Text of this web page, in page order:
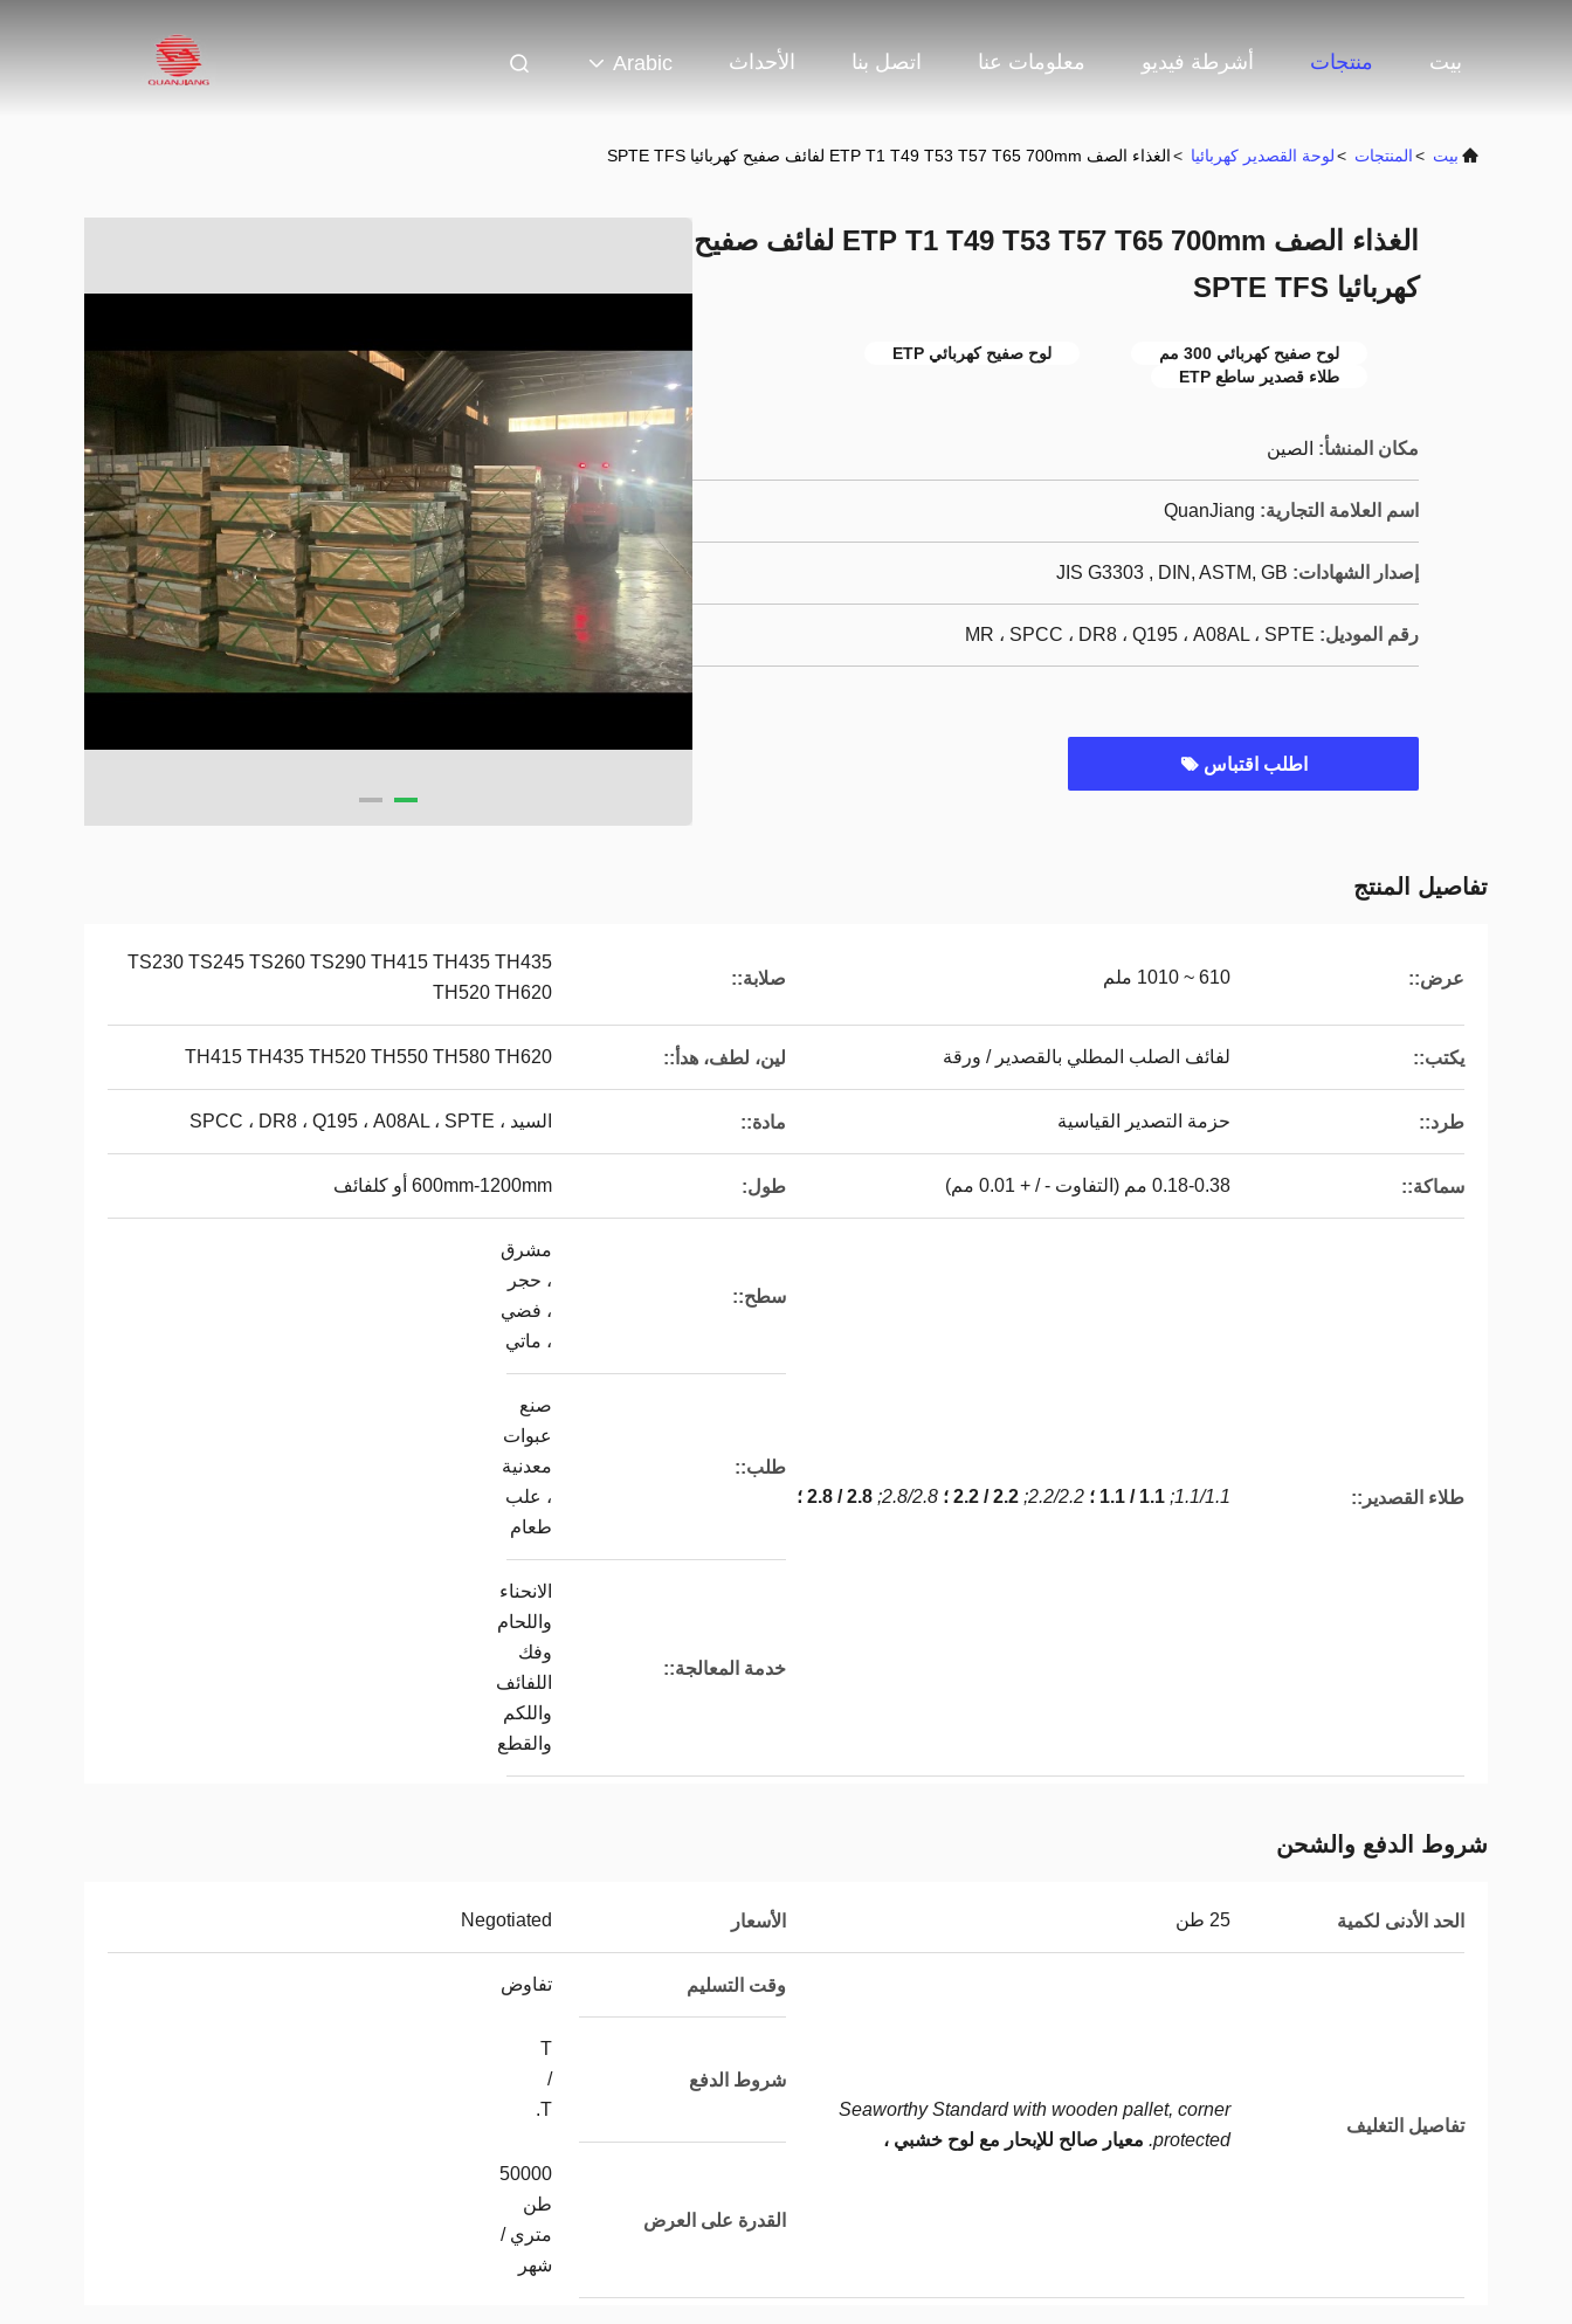
بيت منتجات أشرطة فيديو معلومات عنا اتصل بنا الأحداث Arabic
بيت >المنتجات >لوحة القصدير كهربائيا >الغذاء الصف ETP T1 T49 T53 T57 T65 700mm لفائف صفيح كهربائيا SPTE TFS
الغذاء الصف ETP T1 T49 T53 T57 T65 700mm لفائف صفيح
كهربائيا SPTE TFS
لوح صفيح كهربائي 300 مم
لوح صفيح كهربائي ETP
طلاء قصدير ساطع ETP
مكان المنشأ: الصين
اسم العلامة التجارية: QuanJiang
إصدار الشهادات: JIS G3303 , DIN, ASTM, GB
رقم الموديل: MR ، SPCC ، DR8 ، Q195 ، A08AL ، SPTE
اطلب اقتباس
تفاصيل المنتج
عرض:: 610 ~ 1010 ملم صلابة::
TS230 TS245 TS260 TS290 TH415 TH435 TH435
TH520 TH620
يكتب:: لفائف الصلب المطلي بالقصدير / ورقة لين، لطف، هدأ:: TH415 TH435 TH520 TH550 TH580 TH620
طرد:: حزمة التصدير القياسية مادة:: السيد ، SPCC ، DR8 ، Q195 ، A08AL ، SPTE
سماكة:: 0.18-0.38 مم (التفاوت - / + 0.01 مم) طول: 600mm-1200mm أو كلفائف
طلاء القصدير:: 1.1/1.1; 1.1 / 1.1 ؛ 2.2/2.2; 2.2 / 2.2 ؛ 2.8/2.8; 2.8 / 2.8 ؛
سطح::
مشرق
، حجر
، فضي
، ماتي
طلب::
صنع
عبوات
معدنية
، علب
طعام
خدمة المعالجة::
الانحناء
واللحام
وفك
اللفائف
واللكم
والقطع
شروط الدفع والشحن
الحد الأدنى لكمية 25 طن الأسعار Negotiated
تفاصيل التغليف
Seaworthy Standard with wooden pallet, corner
protected. معيار صالح للإبحار مع لوح خشبي ،
وقت التسليم تفاوض
شروط الدفع
T
/
T.
القدرة على العرض
50000
طن
متري /
شهر